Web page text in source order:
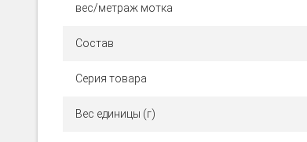
вес/метраж мотка
Состав
Серия товара
Вес единицы (г)